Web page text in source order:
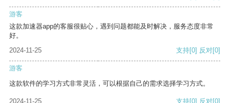
游客
这款加速器app的客服很贴心，遇到问题都能及时解决，服务态度非常
好。
2024-11-25
支持[0] 反对[0]
游客
这款软件的学习方式非常灵活，可以根据自己的需求选择学习方式。
2024-11-25 支持[0] 反对[0]